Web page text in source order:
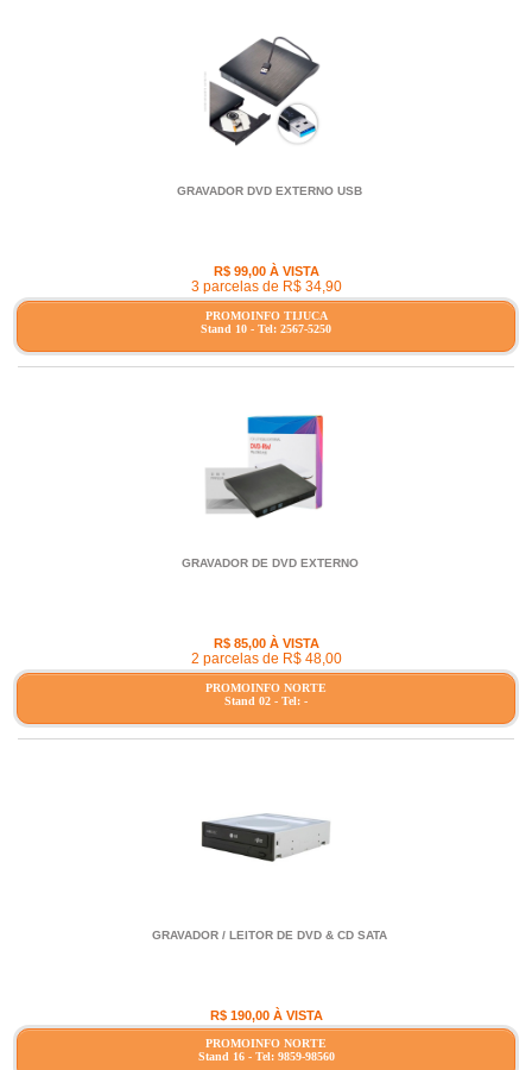
GRAVADOR DVD EXTERNO USB
R$ 99,00 À VISTA
3 parcelas de R$ 34,90
PROMOINFO TIJUCA
Stand 10 - Tel: 2567-5250
GRAVADOR DE DVD EXTERNO
R$ 85,00 À VISTA
2 parcelas de R$ 48,00
PROMOINFO NORTE
Stand 02 - Tel: -
GRAVADOR / LEITOR DE DVD & CD SATA
R$ 190,00 À VISTA
PROMOINFO NORTE
Stand 16 - Tel: 9859-98560